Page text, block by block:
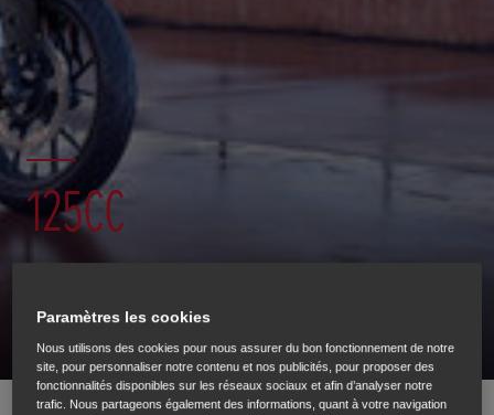
125CC
GAMME 125 CM³
Paramètres les cookies
Nous utilisons des cookies pour nous assurer du bon fonctionnement de notre
site, pour personnaliser notre contenu et nos publicités, pour proposer des
fonctionnalités disponibles sur les réseaux sociaux et afin d’analyser notre
trafic. Nous partageons également des informations, quant à votre navigation